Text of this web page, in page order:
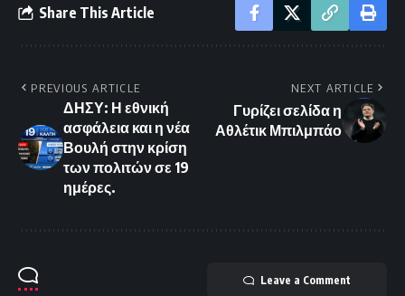
Share This Article
PREVIOUS ARTICLE
ΔΗΣΥ: Η εθνική
ασφάλεια και η νέα
Βουλή στην κρίση
των πολιτών σε 19
ημέρες.
NEXT ARTICLE
Γυρίζει σελίδα η
Αθλέτικ Μπιλμπάο
Leave a Comment